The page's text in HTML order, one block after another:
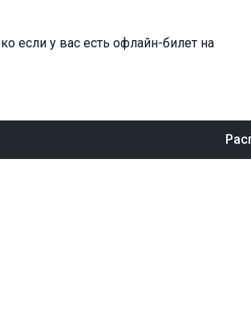
если у вас есть офлайн-билет на